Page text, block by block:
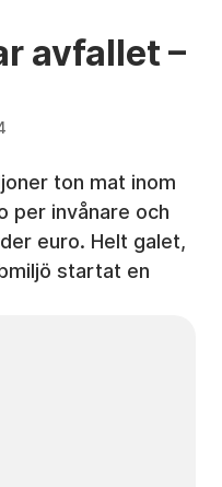
avfallet –
ton mat inom
per invånare och
euro. Helt galet,
startat en